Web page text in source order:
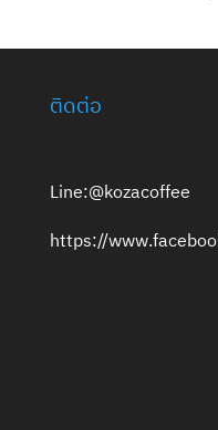
ติดต่อ
Line:@kozacoffee
https://